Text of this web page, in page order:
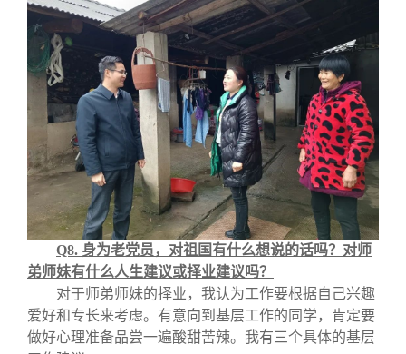
Q8. 身为老党员，对祖国有什么想说的话吗？对师
弟师妹有什么人生建议或择业建议吗？
对于师弟师妹的择业，我认为工作要根据自己兴趣
爱好和专长来考虑。有意向到基层工作的同学，肯定要
做好心理准备品尝一遍酸甜苦辣。我有三个具体的基层